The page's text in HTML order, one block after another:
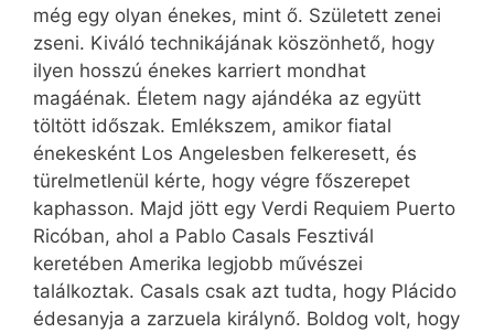
még egy olyan énekes, mint ő. Született zenei
zseni. Kiváló technikájának köszönhető, hogy
ilyen hosszú énekes karriert mondhat
magáénak. Életem nagy ajándéka az együtt
töltött időszak. Emlékszem, amikor fiatal
énekesként Los Angelesben felkeresett, és
türelmetlenül kérte, hogy végre főszerepet
kaphasson. Majd jött egy Verdi Requiem Puerto
Ricóban, ahol a Pablo Casals Fesztivál
keretében Amerika legjobb művészei
találkoztak. Casals csak azt tudta, hogy Plácido
édesanyja a zarzuela királynő. Boldog volt, hogy